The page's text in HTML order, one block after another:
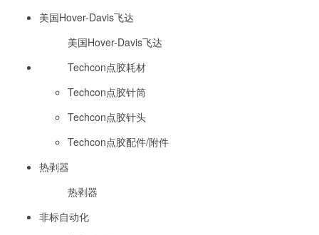
美国Hover-Davis飞达
美国Hover-Davis飞达
Techcon点胶耗材
Techcon点胶针筒
Techcon点胶针头
Techcon点胶配件/附件
热剥器
热剥器
非标自动化